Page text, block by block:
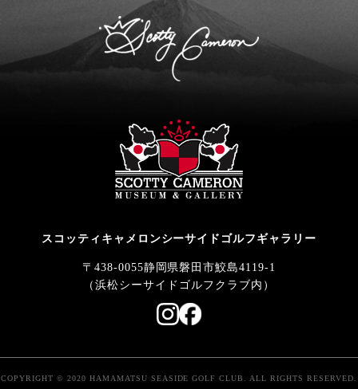
スコッティキャメロンシーサイドゴルフギャラリー
〒438-0055静岡県磐田市鮫島4119-1
（浜松シーサイドゴルフクラブ内）
COPYRIGHT © 2020 HAMAMATSU SEASIDE GOLF CLUB. ALL RIGHTS RESERVED.